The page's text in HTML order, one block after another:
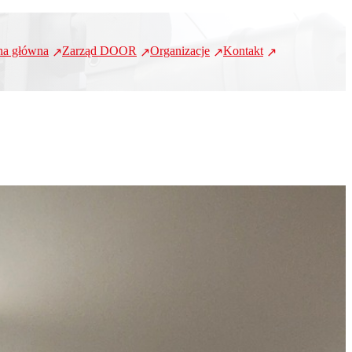
główna Zarząd DOOR Organizacje Kontakt